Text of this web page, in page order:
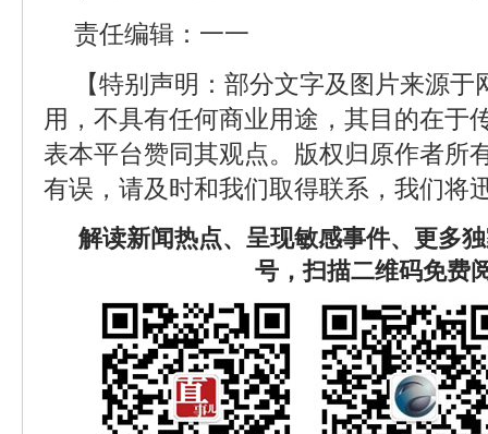
责任编辑：一一
【特别声明：部分文字及图片来源
用，不具有任何商业用途，其目的在于
表本平台赞同其观点。版权归原作者所
有误，请及时和我们取得联系，我们将
解读新闻热点、呈现敏感事件、更多
号，扫描二维码免费